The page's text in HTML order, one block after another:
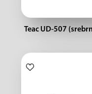
Teac UD-507